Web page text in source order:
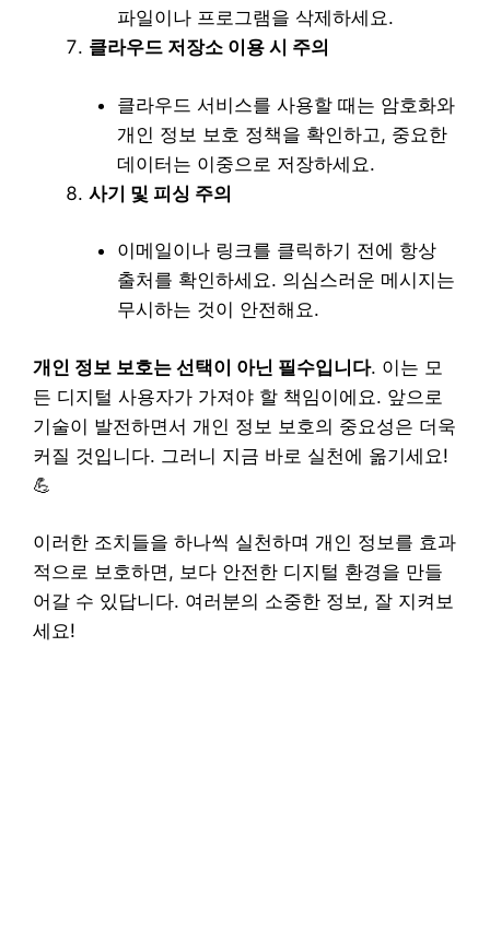
파일이나 프로그램을 삭제하세요.
클라우드 저장소 이용 시 주의
클라우드 서비스를 사용할 때는 암호화와
개인 정보 보호 정책을 확인하고, 중요한
데이터는 이중으로 저장하세요.
사기 및 피싱 주의
이메일이나 링크를 클릭하기 전에 항상
출처를 확인하세요. 의심스러운 메시지는
무시하는 것이 안전해요.
개인 정보 보호는 선택이 아닌 필수입니다. 이는 모
든 디지털 사용자가 가져야 할 책임이에요. 앞으로
기술이 발전하면서 개인 정보 보호의 중요성은 더욱
커질 것입니다. 그러니 지금 바로 실천에 옮기세요!
💪
이러한 조치들을 하나씩 실천하며 개인 정보를 효과
적으로 보호하면, 보다 안전한 디지털 환경을 만들
어갈 수 있답니다. 여러분의 소중한 정보, 잘 지켜보
세요!